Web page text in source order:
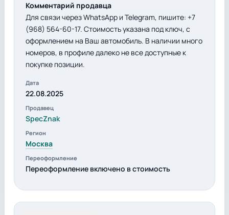
Комментарий продавца
Для связи через WhatsApp и Telegram, пишите: +7
(968) 564-60-17. Стоимость указана под ключ, с
оформлением на Ваш автомобиль. В наличии много
номеров, в профиле далеко не все доступные к
покупке позиции.
Дата
22.08.2025
Продавец
SpecZnak
Регион
Москва
Переоформление
Переоформление включено в стоимость